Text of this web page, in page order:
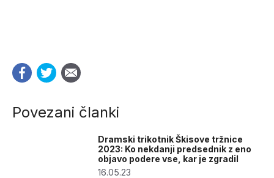
Povezani članki
Dramski trikotnik Škisove tržnice
2023: Ko nekdanji predsednik z eno
objavo podere vse, kar je zgradil
16.05.23